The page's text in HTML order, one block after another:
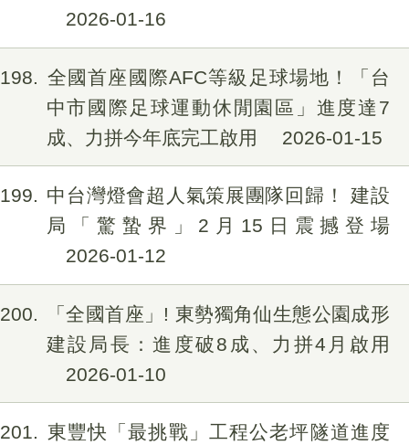
2026-01-16
198
全國首座國際AFC等級足球場地！「台
中市國際足球運動休閒園區」進度達7
成、力拼今年底完工啟用
2026-01-15
199
中台灣燈會超人氣策展團隊回歸！ 建設
局「驚蟄界」2月15日震撼登場
2026-01-12
200
「全國首座」! 東勢獨角仙生態公園成形
建設局長：進度破8成、力拼4月啟用
2026-01-10
201 東豐快「最挑戰」工程公老坪隧道進度